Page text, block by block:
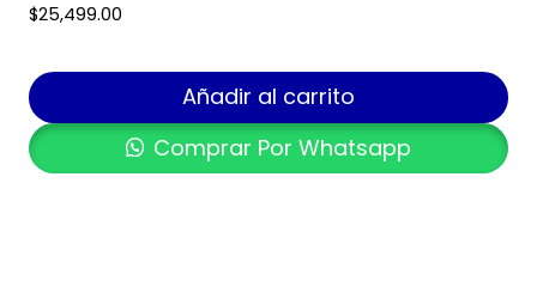
$25,499.00
Añadir al carrito
Comprar Por Whatsapp